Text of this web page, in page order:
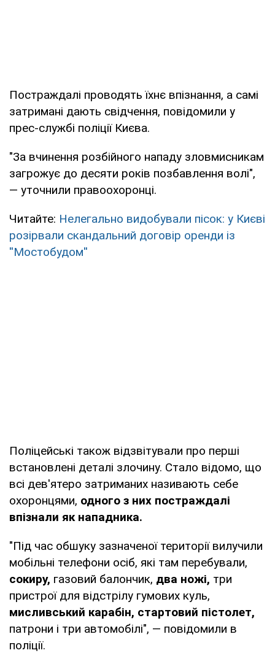
Постраждалі проводять їхнє впізнання, а самі
затримані дають свідчення, повідомили у
прес-службі поліції Києва.
"За вчинення розбійного нападу зловмисникам
загрожує до десяти років позбавлення волі",
— уточнили правоохоронці.
Читайте: Нелегально видобували пісок: у Києві
розірвали скандальний договір оренди із
''Мостобудом''
Поліцейські також відзвітували про перші
встановлені деталі злочину. Стало відомо, що
всі дев'ятеро затриманих називають себе
охоронцями, одного з них постраждалі
впізнали як нападника.
"Під час обшуку зазначеної території вилучили
мобільні телефони осіб, які там перебували,
сокиру, газовий балончик, два ножі, три
пристрої для відстрілу гумових куль,
мисливський карабін, стартовий пістолет,
патрони і три автомобілі", — повідомили в
поліції.